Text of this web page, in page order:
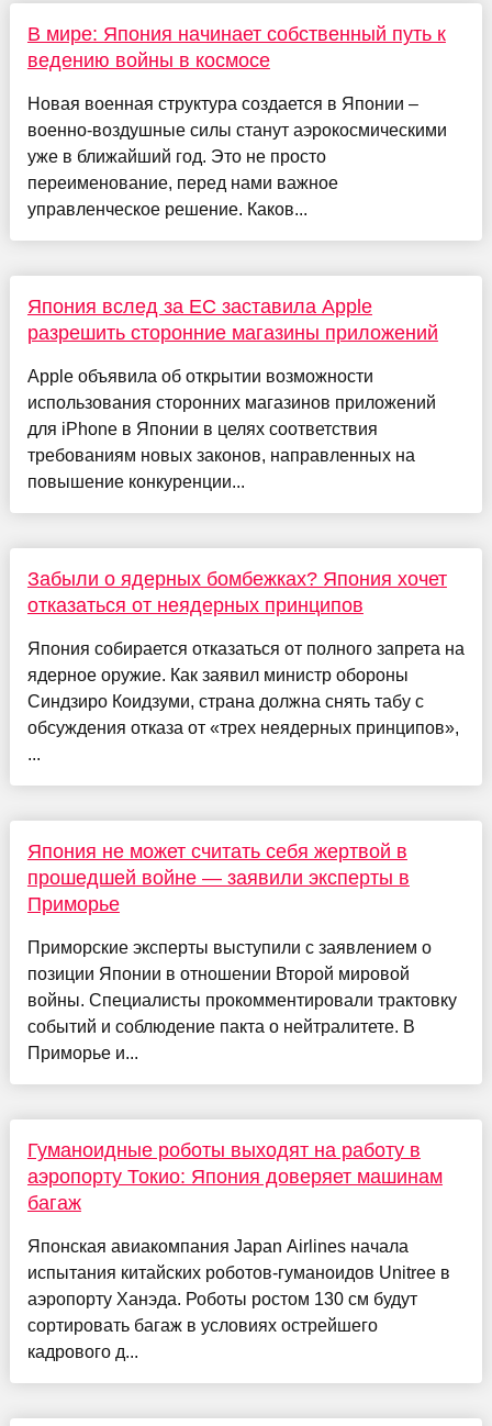
В мире: Япония начинает собственный путь к
ведению войны в космосе
Новая военная структура создается в Японии –
военно-воздушные силы станут аэрокосмическими
уже в ближайший год. Это не просто
переименование, перед нами важное
управленческое решение. Каков...
Япония вслед за ЕС заставила Apple
разрешить сторонние магазины приложений
Apple объявила об открытии возможности
использования сторонних магазинов приложений
для iPhone в Японии в целях соответствия
требованиям новых законов, направленных на
повышение конкуренции...
Забыли о ядерных бомбежках? Япония хочет
отказаться от неядерных принципов
Япония собирается отказаться от полного запрета на
ядерное оружие. Как заявил министр обороны
Синдзиро Коидзуми, страна должна снять табу с
обсуждения отказа от «трех неядерных принципов»,
...
Япония не может считать себя жертвой в
прошедшей войне — заявили эксперты в
Приморье
Приморские эксперты выступили с заявлением о
позиции Японии в отношении Второй мировой
войны. Специалисты прокомментировали трактовку
событий и соблюдение пакта о нейтралитете. В
Приморье и...
Гуманоидные роботы выходят на работу в
аэропорту Токио: Япония доверяет машинам
багаж
Японская авиакомпания Japan Airlines начала
испытания китайских роботов-гуманоидов Unitree в
аэропорту Ханэда. Роботы ростом 130 см будут
сортировать багаж в условиях острейшего
кадрового д...